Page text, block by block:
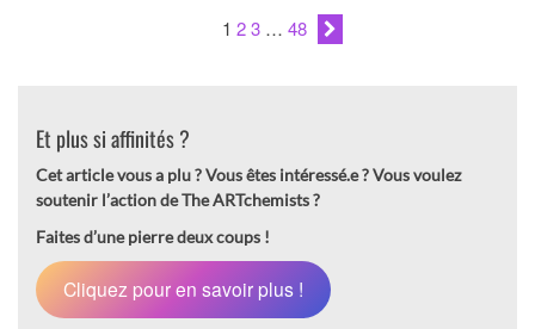
1 23 … 48
Et plus si affinités ?
Cet article vous a plu ? Vous êtes intéressé.e ?Vous voulez
soutenir l’action de The ARTchemists ?
Faites d’une pierre deux coups !
Cliquez pour en savoir plus !